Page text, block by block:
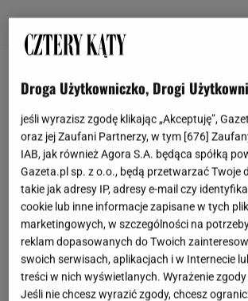
Ichendorf Milan: włoskie szklane
kuchni
Historia Ichendorf Milano
początku XX wieku w małym
miasteczku niedaleko Kolonii. W
przeniosła się do Mediolanu, gdzie
twórcze centrum dla artystów i
zaczęła się nowa historia marki.
dzień pracują z materiałem,
Droga Użytkowniczko, Drogi
jeśli wyrazisz zgodę klikając „Akceptuję”,
oraz jej Zaufani Partnerzy, w tym [676]
IAB, jak również Agora S.A. będąca spółką
Gazeta.pl sp. z o.o., będą przetwarzać Twoje
takie jak adresy IP, adresy e-mail czy
cookie lub inne informacje zapisane w tych
marketingowych, w szczególności na
reklam dopasowanych do Twoich
swoich serwisach, aplikacjach i w Internecie
treści w nich wyświetlanych. Wyrażenie
Jeśli nie chcesz wyrazić zgody, chcesz